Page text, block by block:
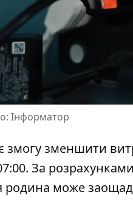
Інформатор
змогузменшити
За
може